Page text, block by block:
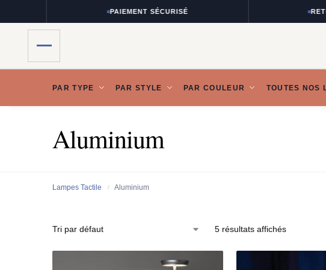
PAIEMENT SÉCURISÉ
PAR TYPE PAR STYLE PAR COULEUR TOUTES NOS
Aluminium
Lampes Tactile / Aluminium
5 résultats affichés